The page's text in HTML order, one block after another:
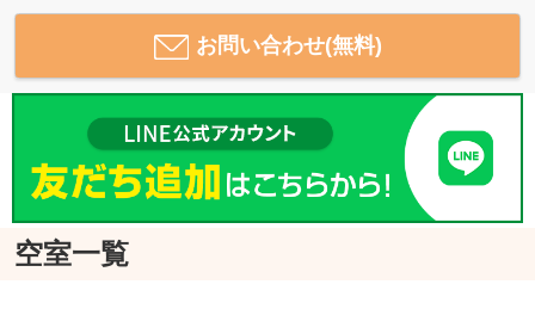
お問い合わせ(無料)
空室一覧